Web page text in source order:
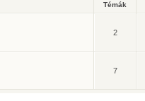
Témák
2
7